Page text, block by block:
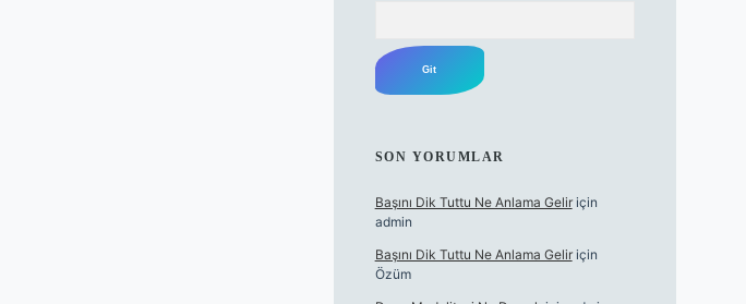
SON YORUMLAR
Başını Dik Tuttu Ne Anlama Geliriçin
admin
Başını Dik Tuttu Ne Anlama Geliriçin
Özüm